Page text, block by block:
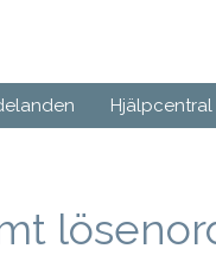
Hjälpcentral